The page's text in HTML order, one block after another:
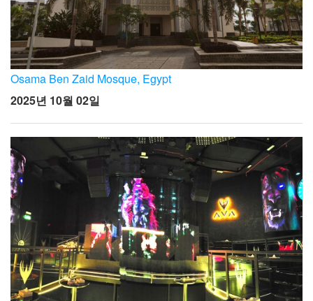
Osama Ben Zaid Mosque, Egypt
2025년 10월 02일